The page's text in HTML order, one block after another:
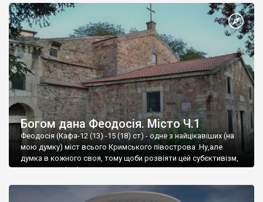
Богом дана Феодосія. Місто Ч.1
Феодосія (Кафа-12 (13) -15 (18) ст) - одне з найцікавіших (на
мою думку) міст всього Кримського півострова .Ну,але
думка в кожного своя, тому щоби розвіяти цей субєктивізм,
запрошую відвідати це